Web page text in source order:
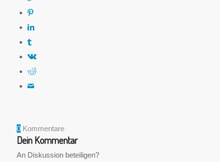
0 Kommentare
Dein Kommentar
An Diskussion beteiligen?